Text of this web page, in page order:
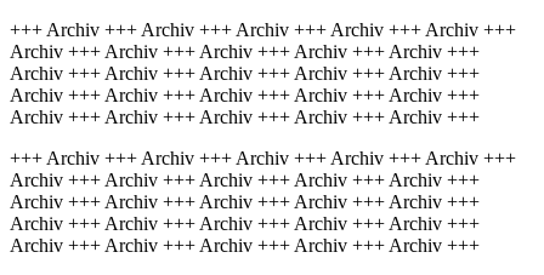
+++ Archiv +++ Archiv +++ Archiv +++ Archiv +++ Archiv +++
Archiv +++ Archiv +++ Archiv +++ Archiv +++ Archiv +++
Archiv +++ Archiv +++ Archiv +++ Archiv +++ Archiv +++
Archiv +++ Archiv +++ Archiv +++ Archiv +++ Archiv +++
Archiv +++ Archiv +++ Archiv +++ Archiv +++ Archiv +++
+++ Archiv +++ Archiv +++ Archiv +++ Archiv +++ Archiv +++
Archiv +++ Archiv +++ Archiv +++ Archiv +++ Archiv +++
Archiv +++ Archiv +++ Archiv +++ Archiv +++ Archiv +++
Archiv +++ Archiv +++ Archiv +++ Archiv +++ Archiv +++
Archiv +++ Archiv +++ Archiv +++ Archiv +++ Archiv +++